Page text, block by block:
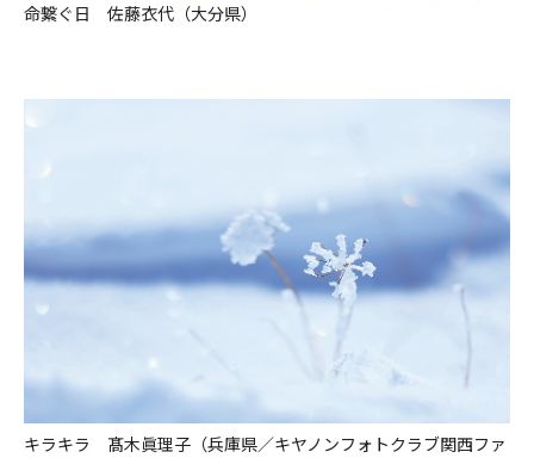
命繋ぐ日 佐藤衣代（大分県）
キラキラ 髙木眞理子（兵庫県／キヤノンフォトクラブ関西ファ